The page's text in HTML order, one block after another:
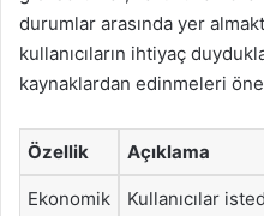
durumlar arasında yer
kullanıcıların ihtiyaç
kaynaklardan edinmeleri
Özellik Açıklama
Ekonomik
Kullanıcılar